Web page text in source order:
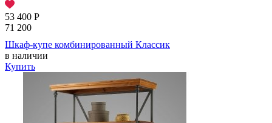
53 400 Р
71 200
Шкаф-купе комбинированный Классик
в наличии
Купить